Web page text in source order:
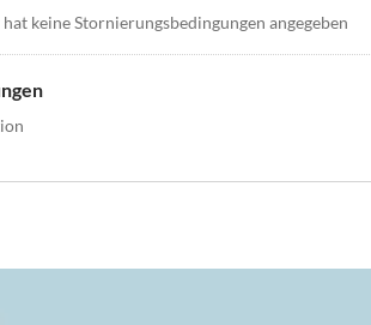
keine Stornierungsbedingungen angegeben